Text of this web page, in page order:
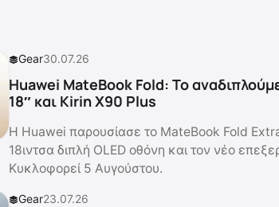
Gear30.07.26
Huawei MateBook Fold: Το
18″ και Kirin X90 Plus
Η Huawei παρουσίασε το MateBook Fold
18ιντσα διπλή OLED οθόνη και τον νέο
Κυκλοφορεί 5 Αυγούστου.
Gear23.07.26